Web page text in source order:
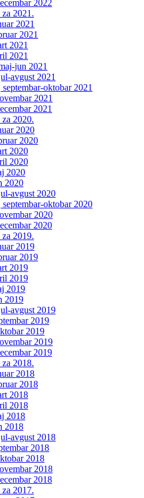
2022
za 2021.
2021
2021
2021
2021
jun 2021
avgust 2021
oktobar 2021
2021
2021
za 2020.
2020
2020
2020
2020
2020
2020
avgust 2020
oktobar 2020
2020
2020
za 2019.
2019
2019
2019
2019
2019
2019
avgust 2019
2019
2019
2019
2019
za 2018.
2018
2018
2018
2018
2018
2018
avgust 2018
2018
2018
2018
2018
za 2017.